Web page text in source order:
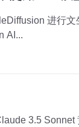
应用服务 HAI 与传统 GPU
AI...
号宣布其开源 AI 模型